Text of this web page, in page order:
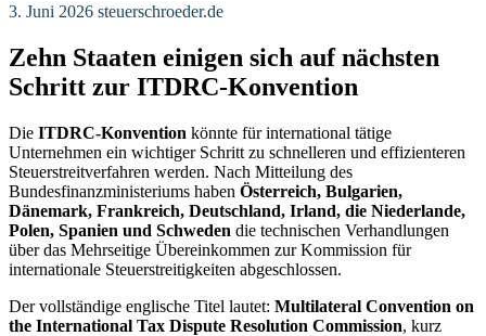
3. Juni 2026 steuerschroeder.de
Zehn Staaten einigen sich auf nächsten
Schritt zur ITDRC-Konvention
Die ITDRC-Konvention könnte für international tätige
Unternehmen ein wichtiger Schritt zu schnelleren und effizienteren
Steuerstreitverfahren werden. Nach Mitteilung des
Bundesfinanzministeriums haben Österreich, Bulgarien,
Dänemark, Frankreich, Deutschland, Irland, die Niederlande,
Polen, Spanien und Schweden die technischen Verhandlungen
über das Mehrseitige Übereinkommen zur Kommission für
internationale Steuerstreitigkeiten abgeschlossen.
Der vollständige englische Titel lautet: Multilateral Convention on
the International Tax Dispute Resolution Commission, kurz